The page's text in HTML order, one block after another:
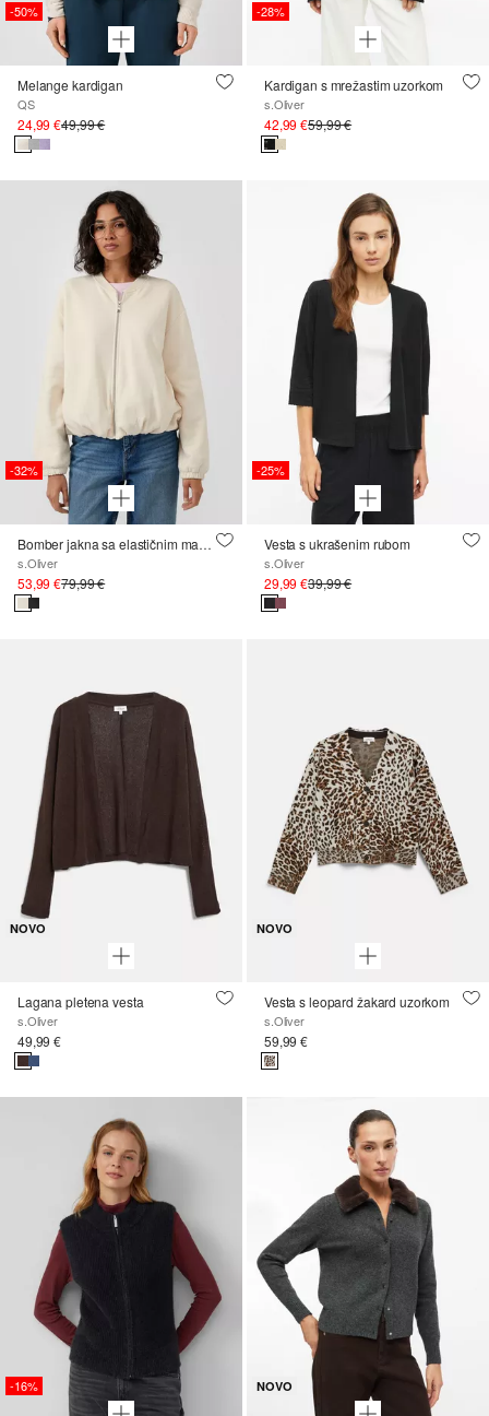
-50%
Melange kardigan
QS
24,99 €49,99 €
-28%
Kardigan s mrežastim uzorkom
s.Oliver
42,99 €59,99 €
-32%
Bomber jakna sa elastičnim manžetama
s.Oliver
53,99 €79,99 €
-25%
Vesta s ukrašenim rubom
s.Oliver
29,99 €39,99 €
NOVO
Lagana pletena vesta
s.Oliver
49,99 €
NOVO
Vesta s leopard žakard uzorkom
s.Oliver
59,99 €
-16% NOVO